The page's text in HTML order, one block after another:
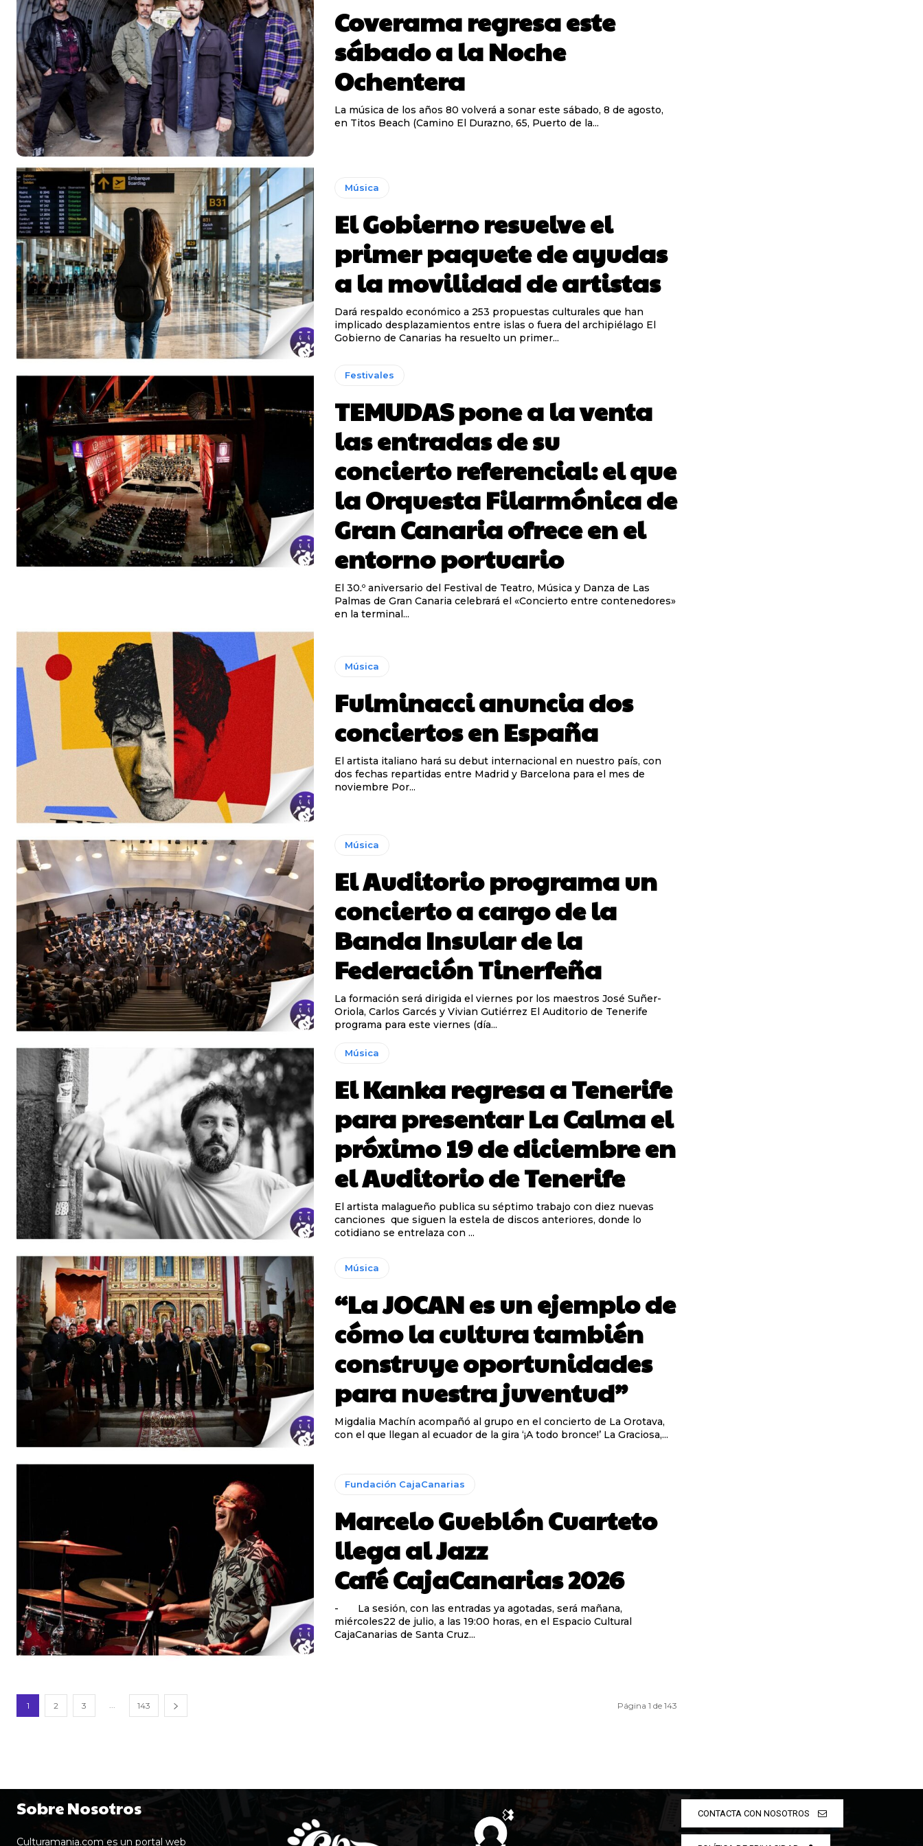
Coverama regresa este
sábado a la Noche
Ochentera
La música de los años 80 volverá a sonar este sábado, 8 de agosto,
en Titos Beach (Camino El Durazno, 65, Puerto de la...
Música
El Gobierno resuelve el
primer paquete de ayudas
a la movilidad de artistas
Dará respaldo económico a 253 propuestas culturales que han
implicado desplazamientos entre islas o fuera del archipiélago El
Gobierno de Canarias ha resuelto un primer...
Festivales
TEMUDAS pone a la venta
las entradas de su
concierto referencial: el que
la Orquesta Filarmónica de
Gran Canaria ofrece en el
entorno portuario
El 30.º aniversario del Festival de Teatro, Música y Danza de Las
Palmas de Gran Canaria celebrará el «Concierto entre contenedores»
en la terminal...
Música
Fulminacci anuncia dos
conciertos en España
El artista italiano hará su debut internacional en nuestro país, con
dos fechas repartidas entre Madrid y Barcelona para el mes de
noviembre Por...
Música
El Auditorio programa un
concierto a cargo de la
Banda Insular de la
Federación Tinerfeña
La formación será dirigida el viernes por los maestros José Suñer-
Oriola, Carlos Garcés y Vivian Gutiérrez El Auditorio de Tenerife
programa para este viernes (día...
Música
El Kanka regresa a Tenerife
para presentar La Calma el
próximo 19 de diciembre en
el Auditorio de Tenerife
El artista malagueño publica su séptimo trabajo con diez nuevas
canciones que siguen la estela de discos anteriores, donde lo
cotidiano se entrelaza con ...
Música
“La JOCAN es un ejemplo de
cómo la cultura también
construye oportunidades
para nuestra juventud”
Migdalia Machín acompañó al grupo en el concierto de La Orotava,
con el que llegan al ecuador de la gira ‘¡A todo bronce!’ La Graciosa,...
Fundación CajaCanarias
Marcelo Gueblón Cuarteto
llega al Jazz
Café CajaCanarias 2026
- La sesión, con las entradas ya agotadas, será mañana,
miércoles22 de julio, a las 19:00 horas, en el Espacio Cultural
CajaCanarias de Santa Cruz...
1 2 3 ... 143 Página 1 de 143
Sobre Nosotros
Culturamania.com es un portal web
CONTACTA CON NOSOTROS